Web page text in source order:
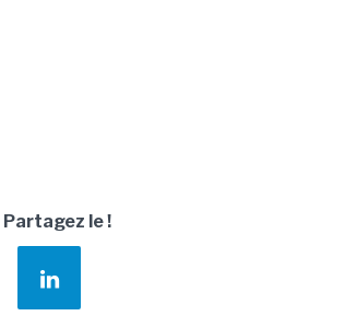
Partagez le !